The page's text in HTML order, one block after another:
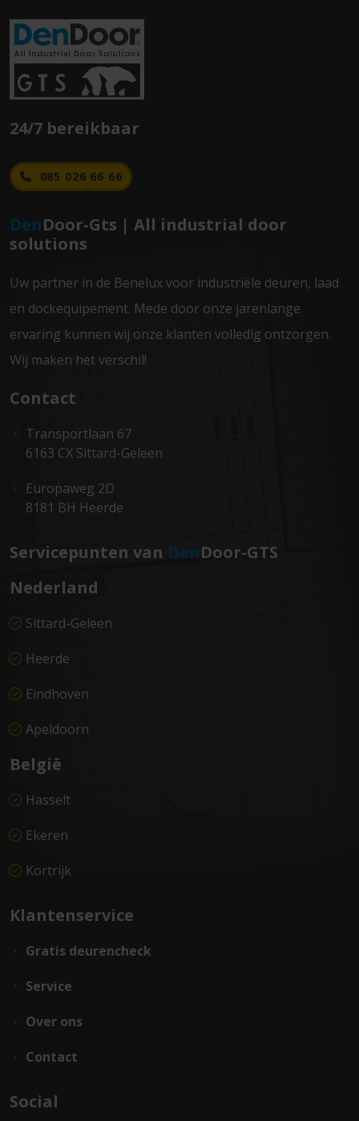
DenDoor-Gts | All industrial door
solutions
Uw partner in de Benelux voor industriële deuren, laad
en dockequipement. Mede door onze jarenlange
ervaring kunnen wij onze klanten volledig ontzorgen.
Wij maken het verschil!
Contact
Transportlaan 67
6163 CX Sittard-Geleen
Europaweg 2D
8181 BH Heerde
Servicepunten van DenDoor-GTS
Nederland
Sittard-Geleen
Heerde
Eindhoven
Apeldoorn
België
Hasselt
Ekeren
Kortrijk
Klantenservice
Gratis deurencheck
Service
Over ons
Contact
Social
24/7 bereikbaar
085 026 66 66